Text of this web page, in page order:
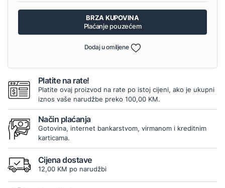
BRZA KUPOVINA
Plaćanje pouzećem
Dodaj u omiljene
Platite na rate!
Platite ovaj proizvod na rate po istoj cijeni, ako je ukupni
iznos vaše narudžbe preko 100,00 KM.
Način plaćanja
Gotovina, internet bankarstvom, virmanom i kreditnim
karticama.
Cijena dostave
12,00 KM po narudžbi